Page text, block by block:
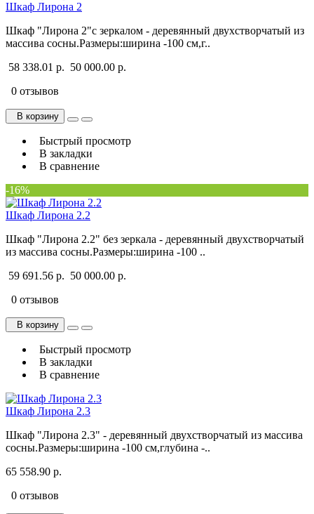
Шкаф Лирона 2
Шкаф "Лирона 2"с зеркалом - деревянный двухстворчатый из
массива сосны.Размеры:ширина -100 см,г..
58 338.01 р. 50 000.00 р.
0 отзывов
В корзину
Быстрый просмотр
В закладки
В сравнение
-16%
Шкаф Лирона 2.2
Шкаф "Лирона 2.2" без зеркала - деревянный двухстворчатый
из массива сосны.Размеры:ширина -100 ..
59 691.56 р. 50 000.00 р.
0 отзывов
В корзину
Быстрый просмотр
В закладки
В сравнение
Шкаф Лирона 2.3
Шкаф "Лирона 2.3" - деревянный двухстворчатый из массива
сосны.Размеры:ширина -100 см,глубина -..
65 558.90 р.
0 отзывов